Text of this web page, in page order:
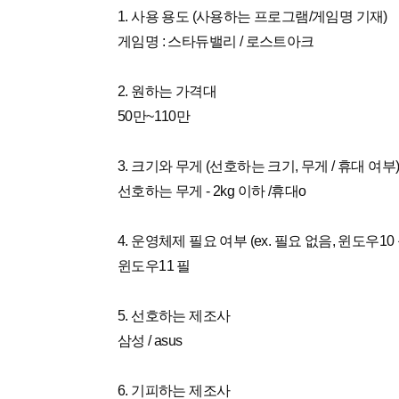
1. 사용 용도 (사용하는 프로그램/게임명 기재)
게임명 : 스타듀밸리 / 로스트아크
2. 원하는 가격대
50만~110만
3. 크기와 무게 (선호하는 크기, 무게 / 휴대 여부)
선호하는 무게 - 2kg 이하 /휴대o
4. 운영체제 필요 여부 (ex. 필요 없음, 윈도우10
윈도우11 필
5. 선호하는 제조사
삼성 / asus
6. 기피하는 제조사